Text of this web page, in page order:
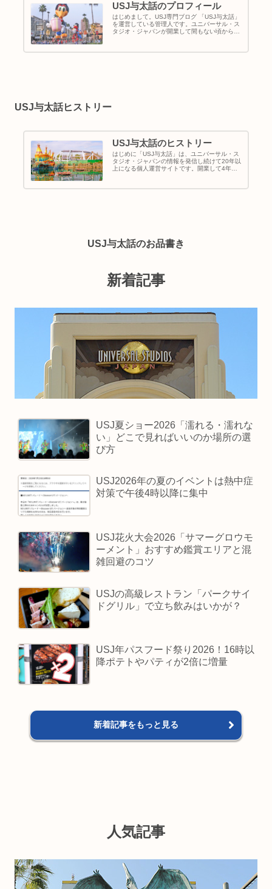
USJ与太話のプロフィール
はじめまして。USJ専門ブログ 「USJ与太話」
を運営している管理人です。ユニバーサル・ス
タジオ・ジャパンが開業して間もない頃からパ
ました。パークを歩き...
USJ与太話ヒストリー
USJ与太話のヒストリー
はじめに「USJ与太話」は、ユニバーサル・ス
タジオ・ジャパンの情報を発信し続けて20年以
上になる個人運営サイトです。開業して4年経
続けている人は少ないのでは...
USJ与太話のお品書き
新着記事
USJ夏ショー2026「濡れる・濡れな
い」どこで見ればいいのか場所の選
び方
USJ2026年の夏のイベントは熱中症
対策で午後4時以降に集中
USJ花火大会2026「サマーグロウモ
ーメント」おすすめ鑑賞エリアと混
雑回避のコツ
USJの高級レストラン「パークサイ
ドグリル」で立ち飲みはいかが？
USJ年パスフード祭り2026！16時以
降ポテトやパティが2倍に増量
新着記事をもっと見る
人気記事